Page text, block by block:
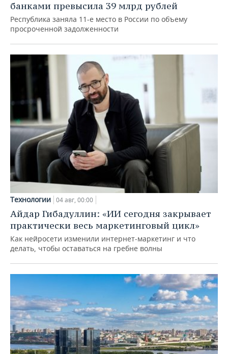
банками превысила 39 млрд рублей
Республика заняла 11-е место в России по объему
просроченной задолженности
Технологии 04 авг, 00:00
Айдар Гибадуллин: «ИИ сегодня закрывает
практически весь маркетинговый цикл»
Как нейросети изменили интернет-маркетинг и что
делать, чтобы оставаться на гребне волны